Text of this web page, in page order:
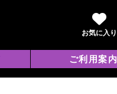
お気に入り
ご利用案内